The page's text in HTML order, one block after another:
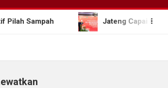
Jateng Capai 81%,